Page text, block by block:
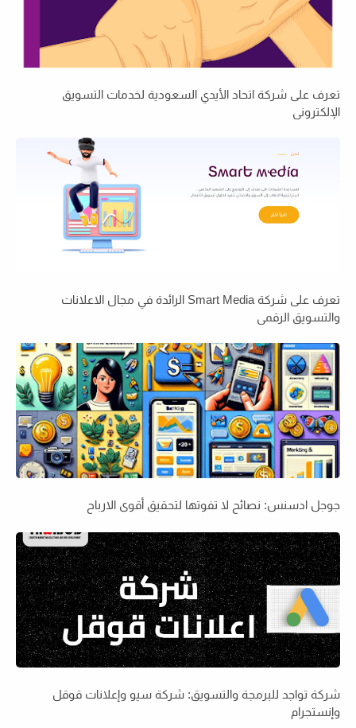
تعرف على شركة اتحاد الأيدي السعودية لخدمات التسويق
الإلكتروني
تعرف على شركة Smart Media الرائدة في مجال الاعلانات
والتسويق الرقمي
جوجل ادسنس: نصائح لا تفوتها لتحقيق أقوى الارباح
شركة تواجد للبرمجة والتسويق: شركة سيو وإعلانات قوقل
وإنستجرام